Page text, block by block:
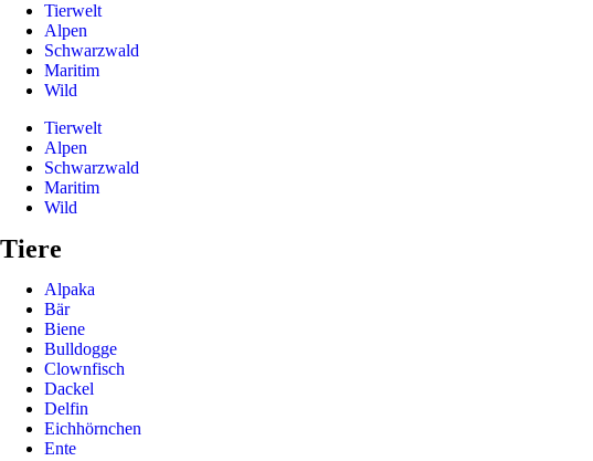
Tierwelt
Alpen
Schwarzwald
Maritim
Wild
Tierwelt
Alpen
Schwarzwald
Maritim
Wild
Tiere
Alpaka
Bär
Biene
Bulldogge
Clownfisch
Dackel
Delfin
Eichhörnchen
Ente